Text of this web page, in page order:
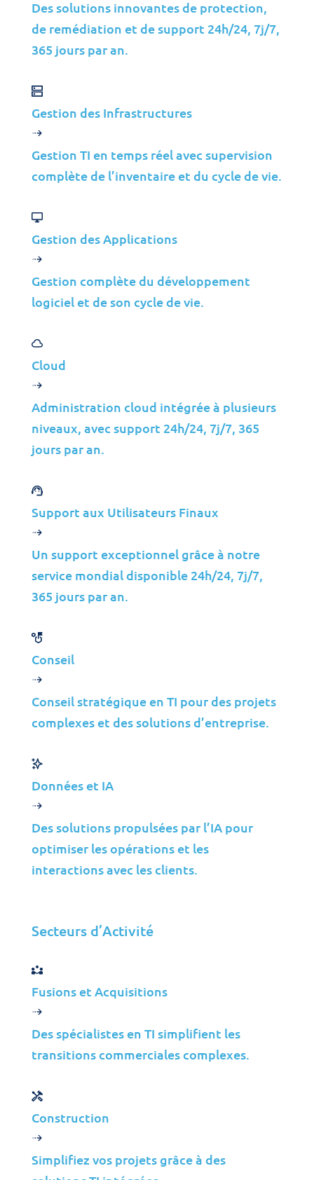
Des solutions innovantes de protection,
de remédiation et de support 24h/24, 7j/7,
365 jours par an.
Gestion des Infrastructures
Gestion TI en temps réel avec supervision
complète de l’inventaire et du cycle de vie.
Gestion des Applications
Gestion complète du développement
logiciel et de son cycle de vie.
Cloud
Administration cloud intégrée à plusieurs
niveaux, avec support 24h/24, 7j/7, 365
jours par an.
Support aux Utilisateurs Finaux
Un support exceptionnel grâce à notre
service mondial disponible 24h/24, 7j/7,
365 jours par an.
Conseil
Conseil stratégique en TI pour des projets
complexes et des solutions d’entreprise.
Données et IA
Des solutions propulsées par l’IA pour
optimiser les opérations et les
interactions avec les clients.
Secteurs d’Activité
Fusions et Acquisitions
Des spécialistes en TI simplifient les
transitions commerciales complexes.
Construction
Simplifiez vos projets grâce à des
Contacts
Téléphone :
Vous êtes déjà client ?
Obtenez votre soutien dès maintenant !
Soumettre un ticket
Nous opérons 24 heures sur
par an dans le monde entier.
Amérique du Nord
Siège
365 Bloor St E, Toronto,
ON M4W 3L4, Canada
+1 416 410-1011